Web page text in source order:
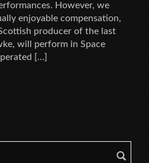
However, we
enjoyable compensation,
producer of the last
will perform in Space
[…]